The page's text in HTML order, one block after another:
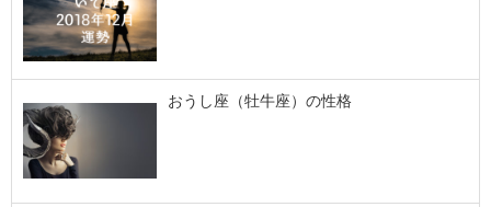
おうし座（牡牛座）の性格